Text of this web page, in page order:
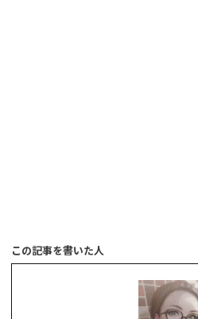
この記事を書いた人